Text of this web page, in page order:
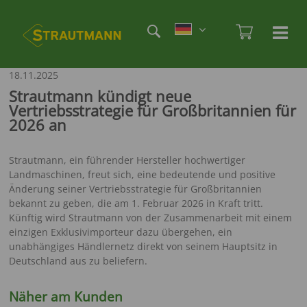
Inhalt
/
18.11.2025
Strautmann kündigt neue
Vertriebsstrategie für Großbritannien für
2026 an
Strautmann, ein führender Hersteller hochwertiger
Landmaschinen, freut sich, eine bedeutende und positive
Änderung seiner Vertriebsstrategie für Großbritannien
bekannt zu geben, die am 1. Februar 2026 in Kraft tritt.
Künftig wird Strautmann von der Zusammenarbeit mit einem
einzigen Exklusivimporteur dazu übergehen, ein
unabhängiges Händlernetz direkt von seinem Hauptsitz in
Deutschland aus zu beliefern.
Näher am Kunden